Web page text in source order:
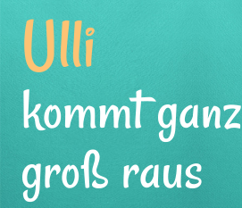
Ulli
kommt ganz
groß raus